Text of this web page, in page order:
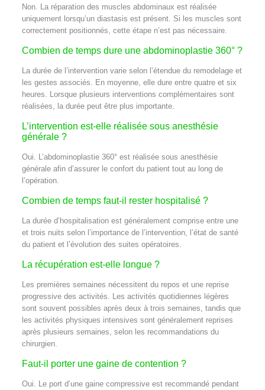
Non. La réparation des muscles abdominaux est réalisée
uniquement lorsqu’un diastasis est présent. Si les muscles sont
correctement positionnés, cette étape n’est pas nécessaire.
Combien de temps dure une abdominoplastie 360° ?
La durée de l’intervention varie selon l’étendue du remodelage et
les gestes associés. En moyenne, elle dure entre quatre et six
heures. Lorsque plusieurs interventions complémentaires sont
réalisées, la durée peut être plus importante.
L’intervention est-elle réalisée sous anesthésie
générale ?
Oui. L’abdominoplastie 360° est réalisée sous anesthésie
générale afin d’assurer le confort du patient tout au long de
l’opération.
Combien de temps faut-il rester hospitalisé ?
La durée d’hospitalisation est généralement comprise entre une
et trois nuits selon l’importance de l’intervention, l’état de santé
du patient et l’évolution des suites opératoires.
La récupération est-elle longue ?
Les premières semaines nécessitent du repos et une reprise
progressive des activités. Les activités quotidiennes légères
sont souvent possibles après deux à trois semaines, tandis que
les activités physiques intensives sont généralement reprises
après plusieurs semaines, selon les recommandations du
chirurgien.
Faut-il porter une gaine de contention ?
Oui. Le port d’une gaine compressive est recommandé pendant